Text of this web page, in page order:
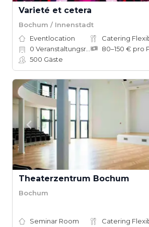
Varieté et cetera
Bochum / Innenstadt
Eventlocation
Catering
0 Veranstaltungsräume
500 Gäste
Theaterzentrum Bochum
Bochum
Seminar Room
Catering